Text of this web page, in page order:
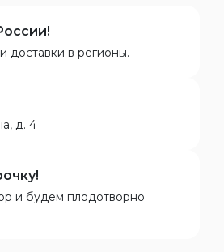
доставки в регионы.
д. 4
и будем плодотворно